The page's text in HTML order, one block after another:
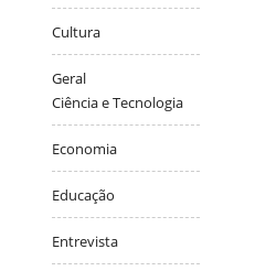
Cultura
Geral
Ciência e Tecnologia
Economia
Educação
Entrevista